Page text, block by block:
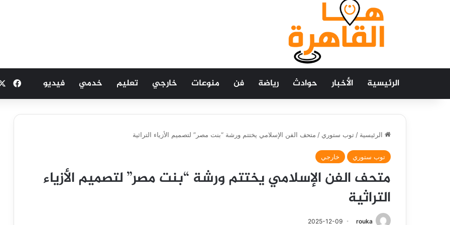
الرئيسية الأخبار حوادث رياضة فن منوعات خارجي تعليم خدمي فيديو
الرئيسية / توب ستوري / متحف الفن الإسلامي يختتم ورشة “بنت مصر” لتصميم الأزياء التراثية
توب ستوري خارجي
متحف الفن الإسلامي يختتم ورشة “بنت مصر” لتصميم الأزياء
التراثية
rouka
2025-12-09